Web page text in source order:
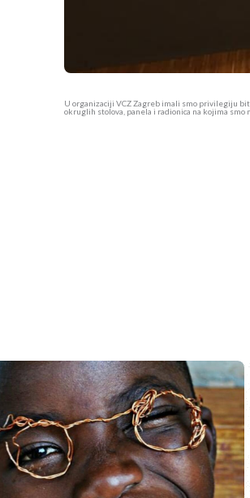
U organizaciji VCZ Zagreb imali smo privilegiju
okruglih stolova, panela i radionica na kojima smo